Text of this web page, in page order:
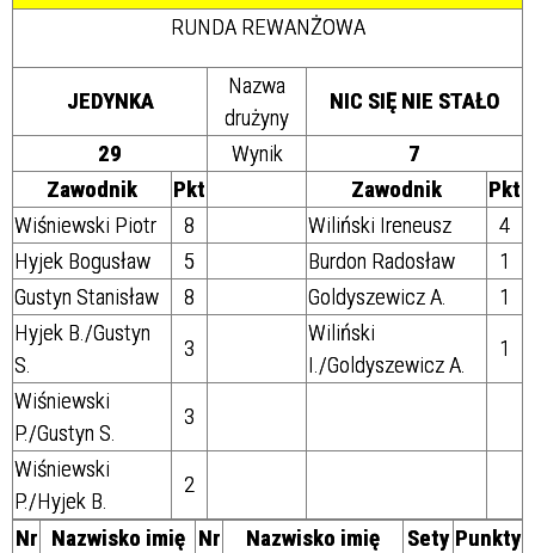
RUNDA REWANŻOWA
JEDYNKA
Nazwa
drużyny
NIC SIĘ NIE STAŁO
29
Wynik
7
Zawodnik
Pkt Zawodnik
Pkt
Wiśniewski Piotr
8 Wiliński Ireneusz
4
Hyjek Bogusław
5 Burdon Radosław
1
Gustyn Stanisław
8 Goldyszewicz A.
1
Hyjek B./Gustyn
S.
3
Wiliński
I./Goldyszewicz A.
1
Wiśniewski
P./Gustyn S.
3
Wiśniewski
P./Hyjek B.
2
Nr Nazwisko imię Nr Nazwisko imię Sety Punkty